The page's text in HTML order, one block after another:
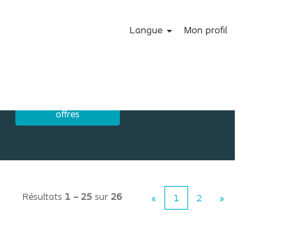
Langue Mon profil
Résultats 1 – 25 sur 26 « 1 2 »